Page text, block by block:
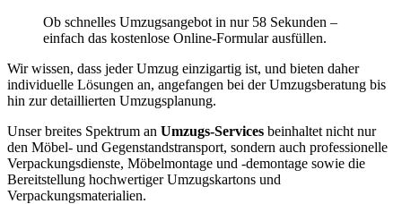
Ob schnelles Umzugsangebot in nur 58 Sekunden –
einfach das kostenlose Online-Formular ausfüllen.
Wir wissen, dass jeder Umzug einzigartig ist, und bieten daher
individuelle Lösungen an, angefangen bei der Umzugsberatung bis
hin zur detaillierten Umzugsplanung.
Unser breites Spektrum an Umzugs-Services beinhaltet nicht nur
den Möbel- und Gegenstandstransport, sondern auch professionelle
Verpackungsdienste, Möbelmontage und -demontage sowie die
Bereitstellung hochwertiger Umzugskartons und
Verpackungsmaterialien.